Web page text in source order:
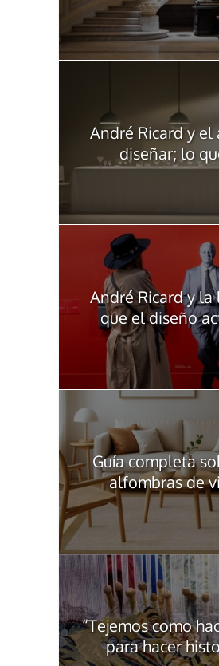
André Ricard y el
diseñar; lo
André Ricard y la
que el diseño
Guía completa
alfombras de
“Tejemos como
para hacer